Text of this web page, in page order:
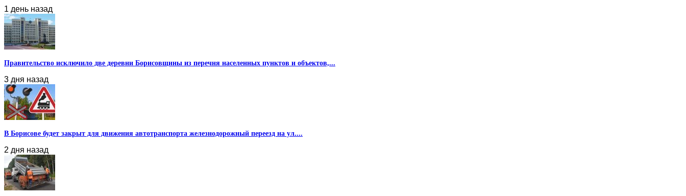
1 день назад
Правительство исключило две деревни Борисовщины из перечня населенных пунктов и объектов,...
3 дня назад
В Борисове будет закрыт для движения автотранспорта железнодорожный переезд на ул....
2 дня назад